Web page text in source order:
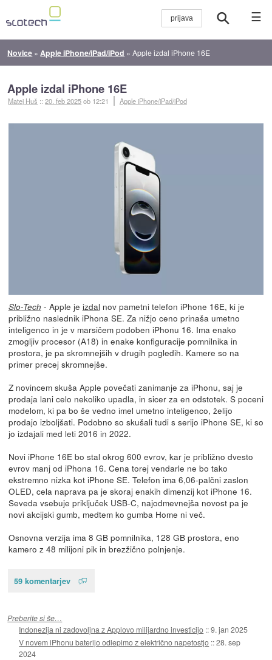
☰
Novice » Apple iPhone/iPad/iPod »Apple izdal iPhone 16E
Apple izdal iPhone 16E
Matej Huš ::20. feb 2025ob 12:21 Apple iPhone/iPad/iPod
Slo-Tech - Apple je izdal nov pametni telefon iPhone 16E, ki je
približno naslednik iPhona SE. Za nižjo ceno prinaša umetno
inteligenco in je v marsičem podoben iPhonu 16. Ima enako
zmogljiv procesor (A18) in enake konfiguracije pomnilnika in
prostora, je pa skromnejših v drugih pogledih. Kamere so na
primer precej skromnejše.
Z novincem skuša Apple povečati zanimanje za iPhonu, saj je
prodaja lani celo nekoliko upadla, in sicer za en odstotek. S poceni
modelom, ki pa bo še vedno imel umetno inteligenco, želijo
prodajo izboljšati. Podobno so skušali tudi s serijo iPhone SE, ki so
jo izdajali med leti 2016 in 2022.
Novi iPhone 16E bo stal okrog 600 evrov, kar je približno dvesto
evrov manj od iPhona 16. Cena torej vendarle ne bo tako
ekstremno nizka kot iPhone SE. Telefon ima 6,06-palčni zaslon
OLED, cela naprava pa je skoraj enakih dimenzij kot iPhone 16.
Seveda vsebuje priključek USB-C, najodmevnejša novost pa je
novi akcijski gumb, medtem ko gumba Home ni več.
Osnovna verzija ima 8 GB pomnilnika, 128 GB prostora, eno
kamero z 48 milijoni pik in brezžično polnjenje.
59 komentarjev
Preberite si še…
Indonezija ni zadovoljna z Applovo milijardno investicijo ::9. jan 2025
V novem iPhonu baterijo odlepimo z električno napetostjo ::28. sep
2024